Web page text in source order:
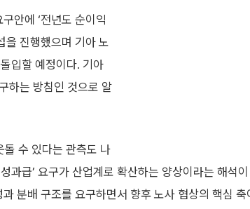
안에 ‘전년도 순이익
을 진행했으며 기아 노
입할 예정이다. 기아
하는 방침인 것으로 알
수 있다는 관측도 나
과급’ 요구가 산업계로 확산하는 양상이라는 해석
분배 구조를 요구하면서 향후 노사 협상의 핵심 축